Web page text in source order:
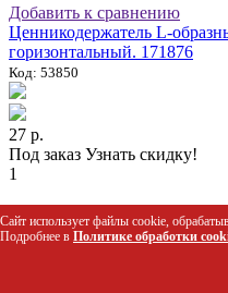
Добавить к сравнению
Ценникодержатель L-
горизонтальный. 171876
Код: 53850
27 р.
Под заказ Узнать скидку!
1
Добавить к сравнению
Ценникодержатель
Сайт использует файлы cookie,
Подробнее в Политике обработки